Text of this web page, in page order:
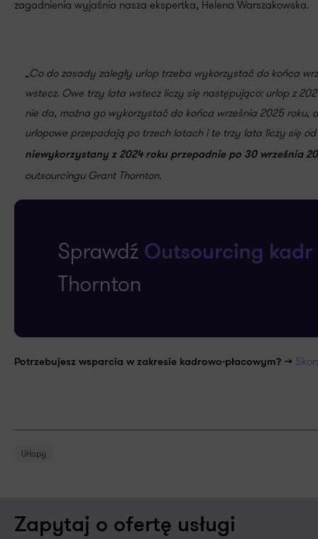
zagadnienia wyjaśnia nasza ekspertka, Helena Warszakowska.
„Co do zasady zaległy urlop trzeba wykorzystać do końca
wstecz. Owe trzy lata wstecz liczy się następująco: urlop z
nie da, można go wykorzystać do końca września 2025
urlopowe przepadają po trzech latach i te trzy lata liczy się
niewykorzystany z 2024 roku przepadnie po 30 września
outsourcingu Grant Thornton.
Potrzebujesz wsparcia w zakresie kadrowo-płacowym? >>
Urlopy
Zapytaj o ofertę usługi